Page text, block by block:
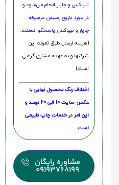
تیپاکس و چاپار انجام می‌شود و
در مورد تاریخ رسیدن مرسوله
چاپار و تیپاکس پاسخگو هستند.
(هزینه ارسال طبق تعرفه این
شرکتها و به عهده مشتری گرامی
است)
اختلاف رنگ محصول نهایی با
عکس سایت 10 الی 20 درصد و
این امر در خدمات چاپ طبیعی
است.
مشاوره رایگان
09193768199